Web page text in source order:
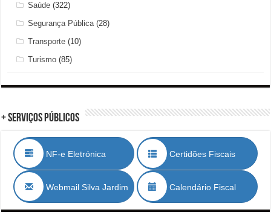
Saúde (322)
Segurança Pública(28)
Transporte (10)
Turismo (85)
+ Serviços Públicos
NF-e Eletrónica Certidões Fiscais
Webmail Silva Jardim Calendário Fiscal